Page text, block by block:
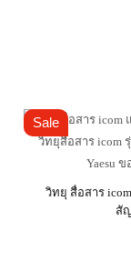
Sale
วิทยุ สื่อสาร
สั